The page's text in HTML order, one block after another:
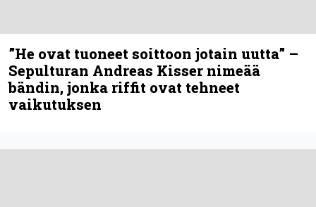
”He ovat tuoneet soittoon jotain uutta” –
Sepulturan Andreas Kisser nimeää
bändin, jonka riffit ovat tehneet
vaikutuksen